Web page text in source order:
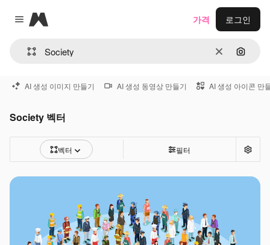
Close menu
Magnific
지우기이미지
가격 로그인
AI 생성 이미지 만들기 AI 생성 동영상 만들기 AI 생성 아이콘 만
Society 벡터
벡터 필터